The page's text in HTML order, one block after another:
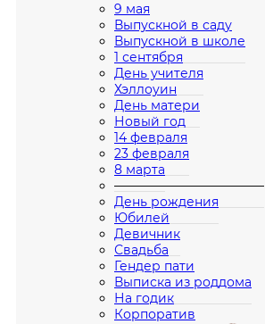
9 мая
Выпускной в саду
Выпускной в школе
1 сентября
День учителя
Хэллоуин
День матери
Новый год
14 февраля
23 февраля
8 марта
————————————
День рождения
Юбилей
Девичник
Свадьба
Гендер пати
Выписка из роддома
На годик
Корпоратив